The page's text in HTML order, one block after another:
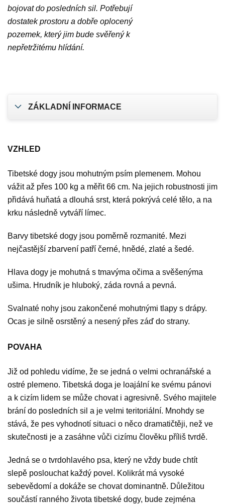
bojovat do posledních sil. Potřebují
dostatek prostoru a dobře oplocený
pozemek, který jim bude svěřený k
nepřetržitému hlídání.
ZÁKLADNÍ INFORMACE
VZHLED
Tibetské dogy jsou mohutným psím plemenem. Mohou
vážit až přes 100 kg a měřit 66 cm. Na jejich robustnosti jim
přidává huňatá a dlouhá srst, která pokrývá celé tělo, a na
krku následně vytváří límec.
Barvy tibetské dogy jsou poměrně rozmanité. Mezi
nejčastější zbarvení patří černé, hnědé, zlaté a šedé.
Hlava dogy je mohutná s tmavýma očima a svěšenýma
ušima. Hrudník je hluboký, záda rovná a pevná.
Svalnaté nohy jsou zakončené mohutnými tlapy s drápy.
Ocas je silně osrstěný a nesený přes záď do strany.
POVAHA
Již od pohledu vidíme, že se jedná o velmi ochranářské a
ostré plemeno. Tibetská doga je loajální ke svému pánovi
a k cizím lidem se může chovat i agresivně. Svého majitele
brání do posledních sil a je velmi teritoriální. Mnohdy se
stává, že pes vyhodnotí situaci o něco dramatičtěji, než ve
skutečnosti je a zasáhne vůči cizímu člověku příliš tvrdě.
Jedná se o tvrdohlavého psa, který ne vždy bude chtít
slepě poslouchat každý povel. Kolikrát má vysoké
sebevědomí a dokáže se chovat dominantně. Důležitou
součástí ranného života tibetské dogy, bude zejména